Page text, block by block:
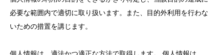
必要な範囲内で適切に取り扱います。また、目的外利用を行わな
いための措置を講じます。